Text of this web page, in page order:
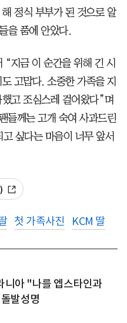
정식 부부가 된 것으로 알
을 품에 안았다.
지금 이 순간을 위해 긴 시
고맙다. 소중한 가족을 지
고 조심스레 걸어왔다”며
들께는 고개 숙여 사과드린
싶다는 마음이 너무 앞서
첫 가족사진 KCM 딸
니아 "나를 엡스타인과
발성명